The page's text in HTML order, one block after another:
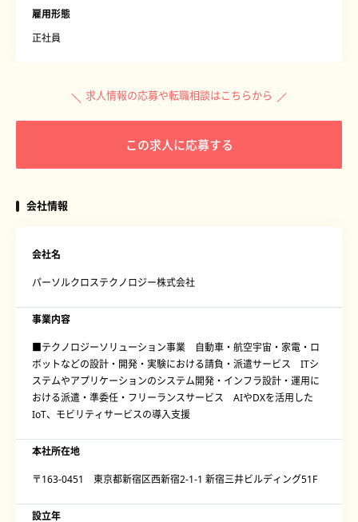
雇用形態
正社員
求人情報の応募や転職相談はこちらから
この求人に応募する
会社情報
会社名
パーソルクロステクノロジー株式会社
事業内容
■テクノロジーソリューション事業 自動車・航空宇宙・家電・ロ
ボットなどの設計・開発・実験における請負・派遣サービス ITシ
ステムやアプリケーションのシステム開発・インフラ設計・運用に
おける派遣・準委任・フリーランスサービス AIやDXを活用した
IoT、モビリティサービスの導入支援
本社所在地
〒163-0451 東京都新宿区西新宿2-1-1 新宿三井ビルディング51F
設立年